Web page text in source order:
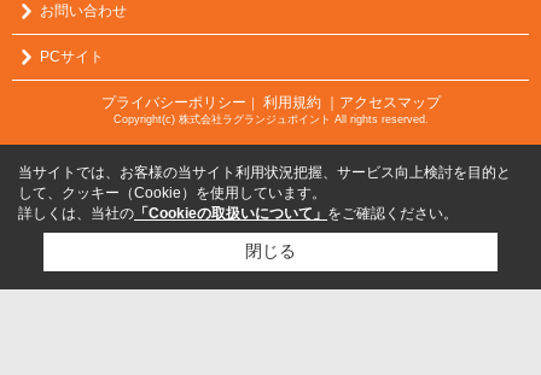
お問い合わせ
PCサイト
プライバシーポリシー ｜ 利用規約 ｜アクセスマップ
Copyright(c) 株式会社ラグランジュポイント All rights reserved.
当サイトでは、お客様の当サイト利用状況把握、サービス向上検討を目的と
して、クッキー（Cookie）を使用しています。
詳しくは、当社の 「Cookieの取扱いについて」 をご確認ください。
閉じる